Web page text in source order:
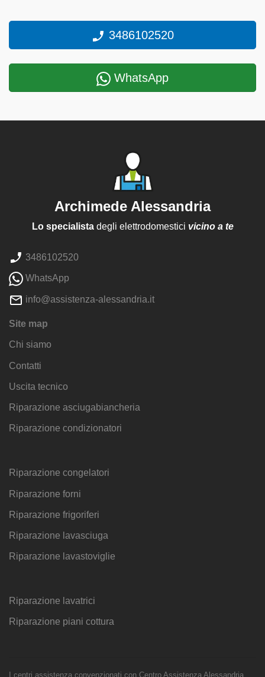
3486102520
WhatsApp
Archimede Alessandria
Lo specialistadegli elettrodomestici vicino a te
3486102520
WhatsApp
info@assistenza-alessandria.it
Site map
Chi siamo
Contatti
Uscita tecnico
Riparazione asciugabiancheria
Riparazione condizionatori
Riparazione congelatori
Riparazione forni
Riparazione frigoriferi
Riparazione lavasciuga
Riparazione lavastoviglie
Riparazione lavatrici
Riparazione piani cottura
I centri assistenza convenzionati con Centro Assistenza Alessandria